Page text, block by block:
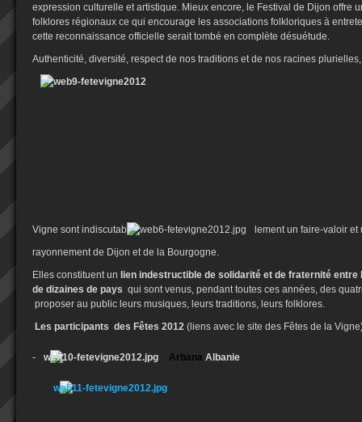
expression culturelle et artistique. Mieux encore, le Festival de Dijon offre
folklores régionaux ce qui encourage les associations folkloriques à
cette reconnaissance officielle serait tombé en complète désuétude.
Authenticité, diversité, respect de nos traditions et de nos racines
Vigne sont indiscutab
lement un faire-valoir
rayonnement de Dijon et de la Bourgogne.
Elles constituent un lien indestructible de solidarité et de fraternité
de dizaines de pays qui sont venus, pendant toutes ces années, des
proposer au public leurs musiques, leurs traditions, leurs folklores.
Les participants des Fêtes 2012 (liens avec le site des Fêtes de la
- Arbana Albanie